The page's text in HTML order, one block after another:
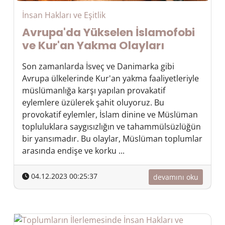
İnsan Hakları ve Eşitlik
Avrupa'da Yükselen İslamofobi
ve Kur'an Yakma Olayları
Son zamanlarda İsveç ve Danimarka gibi
Avrupa ülkelerinde Kur'an yakma faaliyetleriyle
müslümanlığa karşı yapılan provakatif
eylemlere üzülerek şahit oluyoruz. Bu
provokatif eylemler, İslam dinine ve Müslüman
topluluklara saygısızlığın ve tahammülsüzlüğün
bir yansımadır. Bu olaylar, Müslüman toplumlar
arasında endişe ve korku ...
04.12.2023 00:25:37 devamını oku